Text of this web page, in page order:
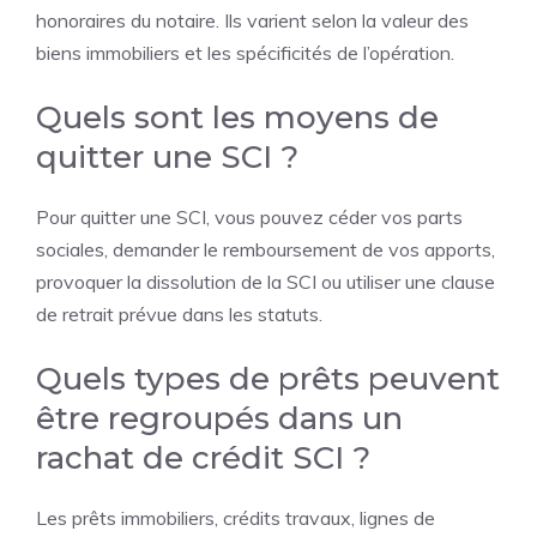
honoraires du notaire. Ils varient selon la valeur des
biens immobiliers et les spécificités de l’opération.
Quels sont les moyens de
quitter une SCI ?
Pour quitter une SCI, vous pouvez céder vos parts
sociales, demander le remboursement de vos apports,
provoquer la dissolution de la SCI ou utiliser une clause
de retrait prévue dans les statuts.
Quels types de prêts peuvent
être regroupés dans un
rachat de crédit SCI ?
Les prêts immobiliers, crédits travaux, lignes de